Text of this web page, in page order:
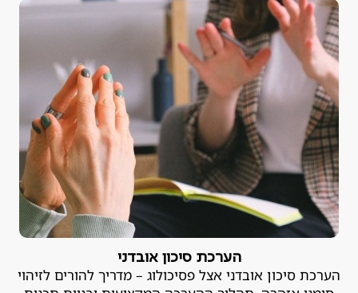
אבחון פסיכודידקטי הוא הכלי המקצועי שנועד לאתר את
הבעיה ולמצוא לה פתרון.
הערכת סיכון אובדני
הערכת סיכון אובדני אצל פסיכולוג – מדריך להורים לזיהוי